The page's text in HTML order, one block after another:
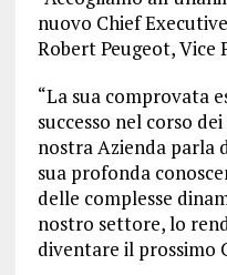
nuovo Chief
Robert Peugeot, Vice
“La sua comprovata
successo nel corso
nostra Azienda parla
sua profonda
delle complesse
nostro settore, lo
diventare il prossimo